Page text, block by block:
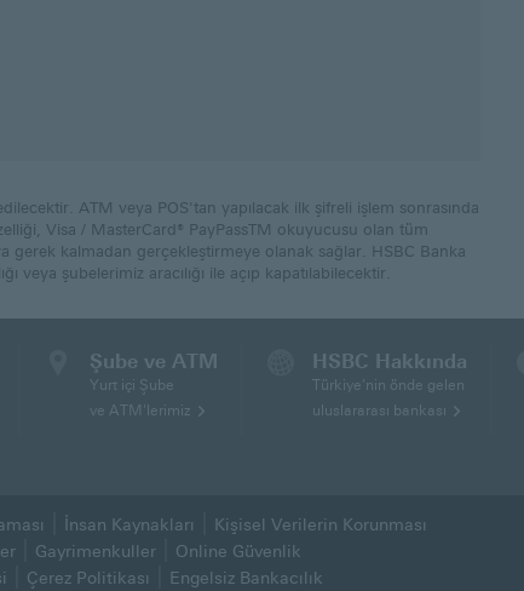
ATM veya POS'tan yapılacak ilk şifreli işlem sonrasında
Visa / MasterCard® PayPassTM okuyucusu olan tüm
gerek kalmadan gerçekleştirmeye olanak sağlar. HSBC Banka
veya şubelerimiz aracılığı ile açıp kapatılabilecektir.
Şube ve ATM
Yurt içi Şube
ve ATM'lerimiz
HSBC Hakkında
Türkiye'nin önde gelen
uluslararası bankası
İnsan Kaynakları
Kişisel Verilerin Korunması
(Bu sayfa yeni pencerede açılacaktır)
Gayrimenkuller
Online Güvenlik
Çerez Politikası Engelsiz Bankacılık